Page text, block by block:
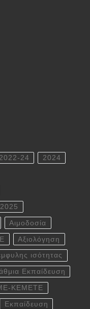
2022-24 2024
Αιμοδοσία
Αξιολόγηση
ισότητας
Εκπαίδευση
ΚΕΜΕΤΕ
Εκπαίδευση